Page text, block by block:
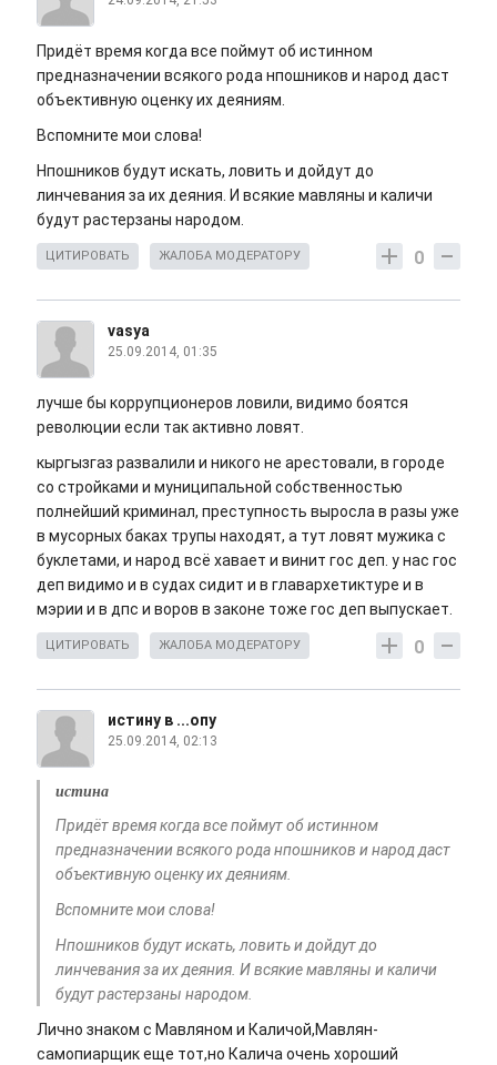
Придёт время когда все поймут об истинном
предназначении всякого рода нпошников и народ даст
объективную оценку их деяниям.
Вспомните мои слова!
Нпошников будут искать, ловить и дойдут до
линчевания за их деяния. И всякие мавляны и каличи
будут растерзаны народом.
0
ЦИТИРОВАТЬ ЖАЛОБА МОДЕРАТОРУ
vasya
25.09.2014, 01:35
лучше бы коррупционеров ловили, видимо боятся
революции если так активно ловят.
кыргызгаз развалили и никого не арестовали, в городе
со стройками и муниципальной собственностью
полнейший криминал, преступность выросла в разы уже
в мусорных баках трупы находят, а тут ловят мужика с
буклетами, и народ всё хавает и винит гос деп. у нас гос
деп видимо и в судах сидит и в главархетиктуре и в
мэрии и в дпс и воров в законе тоже гос деп выпускает.
0
ЦИТИРОВАТЬ ЖАЛОБА МОДЕРАТОРУ
истину в ...опу
25.09.2014, 02:13
истина
Придёт время когда все поймут об истинном
предназначении всякого рода нпошников и народ даст
объективную оценку их деяниям.
Вспомните мои слова!
Нпошников будут искать, ловить и дойдут до
линчевания за их деяния. И всякие мавляны и каличи
будут растерзаны народом.
Лично знаком с Мавляном и Каличой,Мавлян-
самопиарщик еще тот,но Калича очень хороший